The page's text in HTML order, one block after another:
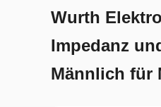
Wurth
Impedanz
Männlich für